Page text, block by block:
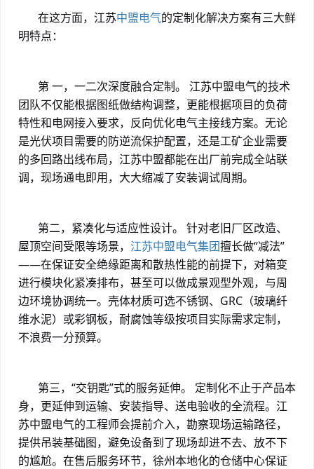
在这方面，江苏中盟电气的定制化解决方案有三大鲜
明特点：
第 一，一二次深度融合定制。 江苏中盟电气的技术
团队不仅能根据图纸做结构调整，更能根据项目的负荷
特性和电网接入要求，反向优化电气主接线方案。无论
是光伏项目需要的防逆流保护配置，还是工矿企业需要
的多回路出线布局，江苏中盟都能在出厂前完成全站联
调，现场通电即用，大大缩减了安装调试周期。
第二，紧凑化与适应性设计。
针对老旧厂区改造、
屋顶空间受限等场景， 江苏中盟电气集团擅长做“减法”
——在保证安全绝缘距离和散热性能的前提下，对箱变
进行模块化紧凑排布，甚至可以做成景观型外观，与周
边环境协调统一。壳体材质可选不锈钢、GRC（玻璃纤
维水泥）或彩钢板，耐腐蚀等级按项目实际需求定制，
不浪费一分预算。
第三， “交钥匙”式的服务延伸。 定制化不止于产品本
身，更延伸到运输、安装指导、送电验收的全流程。江
苏中盟电气的工程师会提前介入，勘察现场运输路径，
提供吊装基础图，避免设备到了现场却进不去、放不下
的尴尬。在售后服务环节，徐州本地化的仓储中心保证